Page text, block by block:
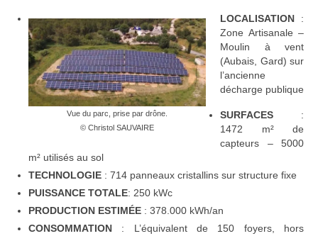
Exploitation
THEMATIQUES
Energie
Déchets
Ramassages citoyens de déchets
Mobilité
ASTRONOMIE
Vue du parc, prise par drône.
© Christol SAUVAIRE
LOCALISATION :
Zone Artisanale –
Moulin à vent
(Aubais, Gard) sur
l’ancienne
décharge publique
SURFACES :
1472 m² de
capteurs – 5000
m² utilisés au sol
TECHNOLOGIE : 714 panneaux cristallins sur structure fixe
PUISSANCE TOTALE: 250 kWc
PRODUCTION ESTIMÉE : 378.000 kWh/an
CONSOMMATION : L’équivalent de 150 foyers, hors